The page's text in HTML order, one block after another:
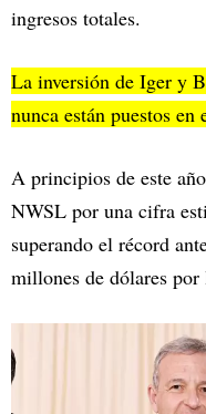
ingresos totales.
La inversión de Iger y
nunca están puestos
A principios de este
NWSL por una cifra
superando el récord
millones de dólares por